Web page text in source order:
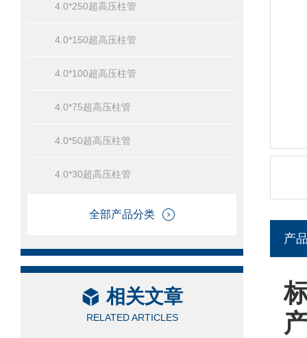
4.0*250超高压柱管
4.0*150超高压柱管
4.0*100超高压柱管
4.0*75超高压柱管
4.0*50超高压柱管
4.0*30超高压柱管
全部产品分类
相关文章
RELATED ARTICLES
产